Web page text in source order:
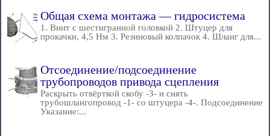
Общая схема монтажа — гидросистема
1. Винт с шестигранной головкой 2. Штуцер для
прокачки, 4,5 Нм 3. Резиновый колпачок 4. Шланг для...
Отсоединение/подсоединение
трубопроводов привода сцепления
Раскрыть отвёрткой скобу -3- и снять
трубошлангопровод -1- со штуцера -4-. Подсоединение
Указание:...